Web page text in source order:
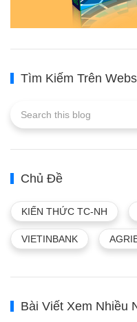
Tìm Kiếm Trên
Chủ Đề
KIẾN THỨC TC-NH
VIETINBANK
Bài Viết Xem Nhiều